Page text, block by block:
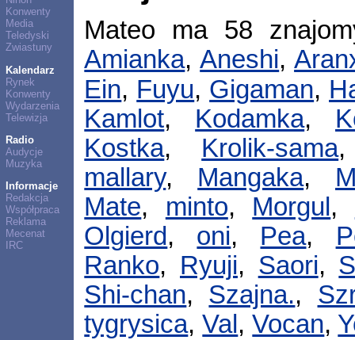
Konwenty
Media
Teledyski
Zwiastuny
Kalendarz
Rynek
Konwenty
Wydarzenia
Telewizja
Radio
Audycje
Muzyka
Informacje
Redakcja
Współpraca
Reklama
Mecenat
IRC
Mateo ma 58
Amianka,Aneshi,
Ein, Fuyu, Gigaman,
Kamlot, Kodamka,
Kostka, Krolik-sama
mallary, Mangaka,
Mate, minto, Morgul ,
Olgierd, oni, Pea,
Ranko, Ryuji, Saori,
Shi-chan, Szajna.,
tygrysica,Val ,Vocan,